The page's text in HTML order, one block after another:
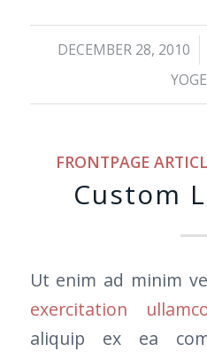
DECEMBER 28, 2010
/
FRONTPAGE
Custom
Ut enim ad minim
exercitation
aliquip ex ea